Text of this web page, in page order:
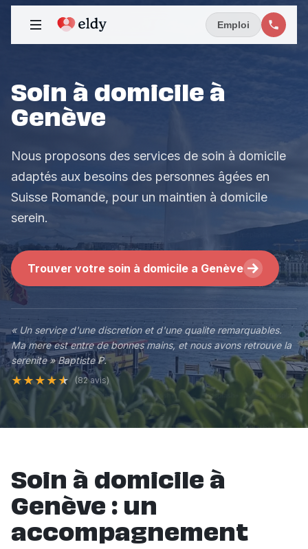
Emploi
Soin à domicile à
Genève
Nous proposons des services de soin à domicile
adaptés aux besoins des personnes âgées en
Suisse Romande, pour un maintien à domicile
serein.
Trouver votre soin à domicile a Genève
« Un service d'une discretion et d'une qualite remarquables.
Ma mere est entre de bonnes mains, et nous avons retrouve la
serenite » Baptiste P.
★★★★ ★ (82 avis)
Soin à domicile à
Genève : un
accompagnement